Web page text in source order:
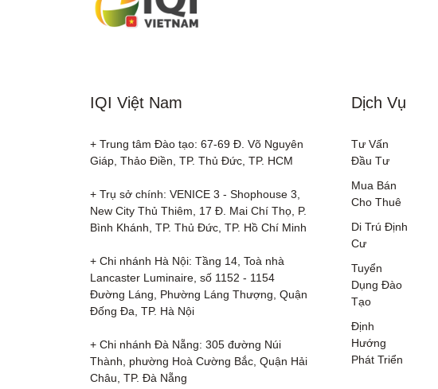
IQI Việt Nam
+ Trung tâm Đào tạo: 67-69 Đ. Võ Nguyên
Giáp, Thảo Điền, TP. Thủ Đức, TP. HCM
+ Trụ sở chính: VENICE 3 - Shophouse 3,
New City Thủ Thiêm, 17 Đ. Mai Chí Thọ, P.
Bình Khánh, TP. Thủ Đức, TP. Hồ Chí Minh
+ Chi nhánh Hà Nội: Tầng 14, Toà nhà
Lancaster Luminaire, số 1152 - 1154
Đường Láng, Phường Láng Thượng, Quận
Đống Đa, TP. Hà Nội
+ Chi nhánh Đà Nẵng: 305 đường Núi
Thành, phường Hoà Cường Bắc, Quận Hải
Châu, TP. Đà Nẵng
Dịch Vụ
Tư Vấn
Đầu Tư
Mua Bán
Cho Thuê
Di Trú Định
Cư
Tuyển
Dụng Đào
Tạo
Định
Hướng
Phát Triển